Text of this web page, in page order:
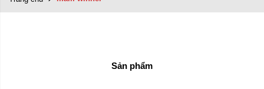
Sản phẩm